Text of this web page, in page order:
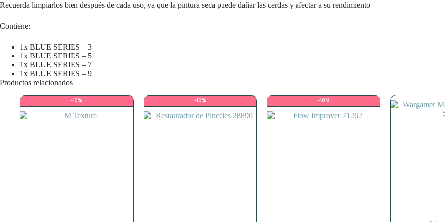
Recuerda limpiarlos bien después de cada uso, ya que la pintura seca puede dañar las cerdas y afectar a su rendimiento.
Contiene:
1x BLUE SERIES – 3
1x BLUE SERIES – 5
1x BLUE SERIES – 7
1x BLUE SERIES – 9
Productos relacionados
-10% -10% -10%